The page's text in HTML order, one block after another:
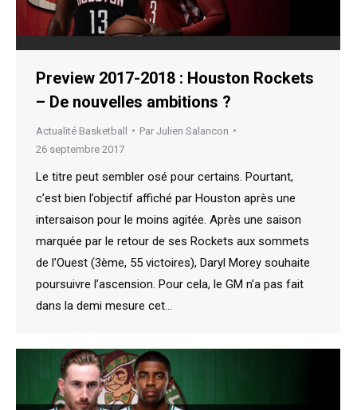
Preview 2017-2018 : Houston Rockets
– De nouvelles ambitions ?
Actualité Basketball Par Julien Salancon
26 septembre 2017
Le titre peut sembler osé pour certains. Pourtant,
c’est bien l’objectif affiché par Houston après une
intersaison pour le moins agitée. Après une saison
marquée par le retour de ses Rockets aux sommets
de l’Ouest (3ème, 55 victoires), Daryl Morey souhaite
poursuivre l’ascension. Pour cela, le GM n’a pas fait
dans la demi mesure cet…